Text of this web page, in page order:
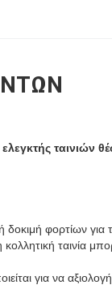
ταινιών
δοκιμή φορτίων
ταινία
για να